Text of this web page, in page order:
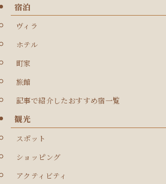
宿泊
ヴィラ
ホテル
町家
旅館
記事で紹介したおすすめ宿一覧
観光
スポット
ショッピング
アクティビティ